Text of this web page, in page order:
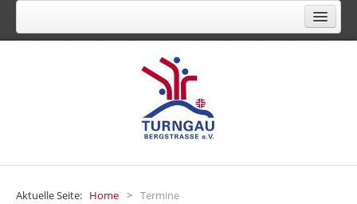
FACHVERBAND FÜR TURNEN, GYMNASTIK,
FREIZEIT- UND GESUNDHEITSSPORT
Aktuelle Seite: Home > Termine